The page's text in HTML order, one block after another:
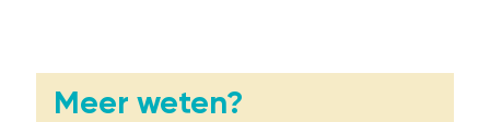
Meer weten?